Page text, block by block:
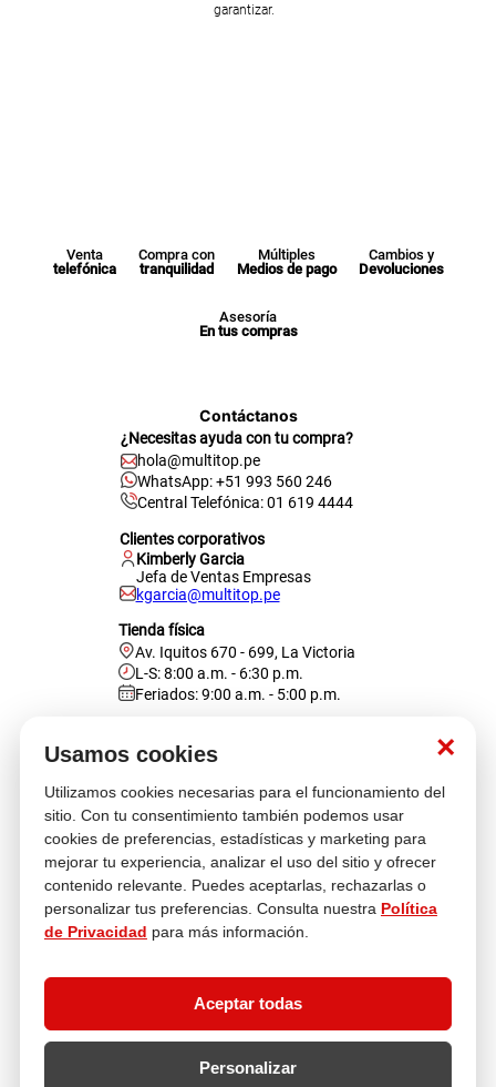
×
Usamos cookies
Utilizamos cookies necesarias para el funcionamiento del
sitio. Con tu consentimiento también podemos usar
cookies de preferencias, estadísticas y marketing para
mejorar tu experiencia, analizar el uso del sitio y ofrecer
contenido relevante. Puedes aceptarlas, rechazarlas o
personalizar tus preferencias. Consulta nuestra Política
de Privacidad para más información.
Aceptar todas
Personalizar
garantizar.
Venta
telefónica
Compra con
tranquilidad
Múltiples
Medios de pago
Cambios y
Devoluciones
Asesoría
En tus compras
Contáctanos
¿Necesitas ayuda con tu compra?
hola@multitop.pe
WhatsApp: +51 993 560 246
Central Telefónica: 01 619 4444
Clientes corporativos
Kimberly Garcia
Jefa de Ventas Empresas
kgarcia@multitop.pe
Tienda física
Av. Iquitos 670 - 699, La Victoria
L-S: 8:00 a.m. - 6:30 p.m.
Feriados: 9:00 a.m. - 5:00 p.m.
Atención al cliente
Descubre más